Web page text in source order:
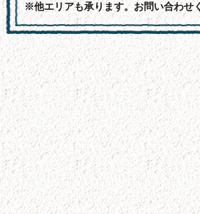
※他エリアも承ります。お問い合わせ